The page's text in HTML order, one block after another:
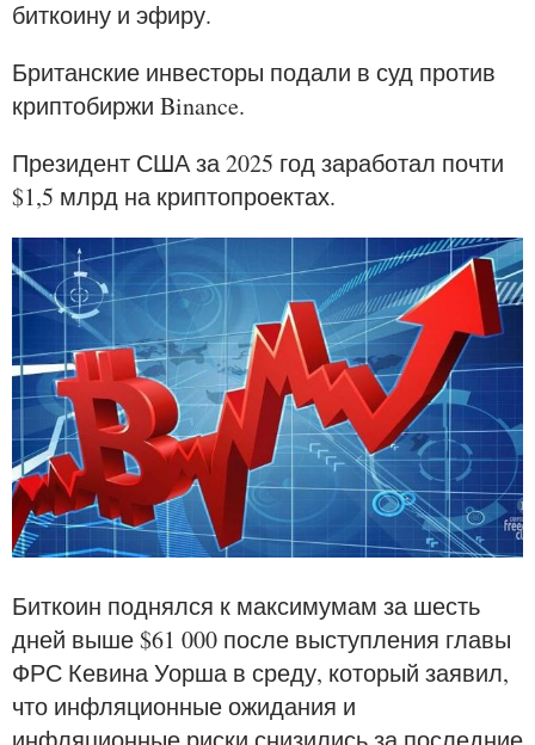
биткоину и эфиру.
Британские инвесторы подали в суд против
криптобиржи Binance.
Президент США за 2025 год заработал почти
$1,5 млрд на криптопроектах.
Биткоин поднялся к максимумам за шесть
дней выше $61 000 после выступления главы
ФРС Кевина Уорша в среду, который заявил,
что инфляционные ожидания и